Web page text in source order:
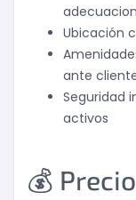
Ubicación
ante
Seguridad
activos
💰